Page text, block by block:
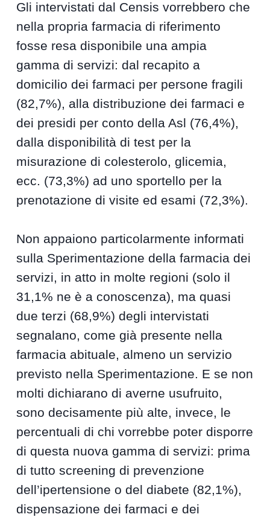
Gli intervistati dal Censis vorrebbero che
nella propria farmacia di riferimento
fosse resa disponibile una ampia
gamma di servizi: dal recapito a
domicilio dei farmaci per persone fragili
(82,7%), alla distribuzione dei farmaci e
dei presidi per conto della Asl (76,4%),
dalla disponibilità di test per la
misurazione di colesterolo, glicemia,
ecc. (73,3%) ad uno sportello per la
prenotazione di visite ed esami (72,3%).
Non appaiono particolarmente informati
sulla Sperimentazione della farmacia dei
servizi, in atto in molte regioni (solo il
31,1% ne è a conoscenza), ma quasi
due terzi (68,9%) degli intervistati
segnalano, come già presente nella
farmacia abituale, almeno un servizio
previsto nella Sperimentazione. E se non
molti dichiarano di averne usufruito,
sono decisamente più alte, invece, le
percentuali di chi vorrebbe poter disporre
di questa nuova gamma di servizi: prima
di tutto screening di prevenzione
dell’ipertensione o del diabete (82,1%),
dispensazione dei farmaci e dei